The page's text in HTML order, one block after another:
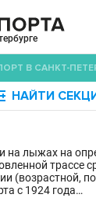
В САНКТ-
НАЙТИ
на лыжах на
трассе
(возрастной,
с 1924 года…